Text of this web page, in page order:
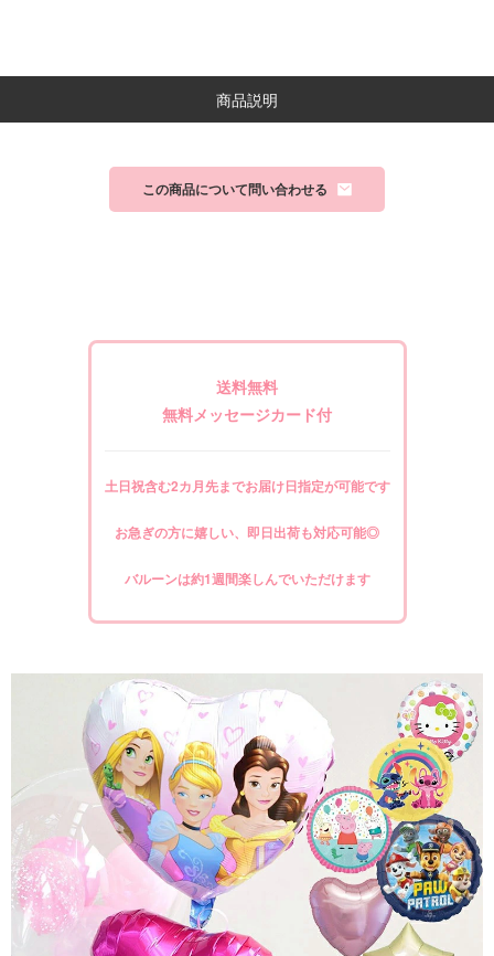
商品説明
この商品について問い合わせる
送料無料
無料メッセージカード付
土日祝含む2カ月先までお届け日指定が可能です
お急ぎの方に嬉しい、即日出荷も対応可能◎
バルーンは約1週間楽しんでいただけます